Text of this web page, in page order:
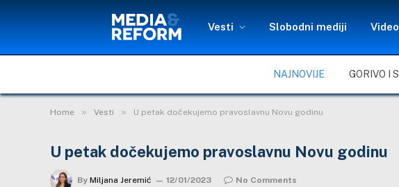
Vesti Slobodni mediji Video
NAJNOVIJE
Home » Vesti » U petak dočekujemo pravoslavnu Novu godinu
U petak dočekujemo pravoslavnu Novu godinu
By Miljana Jeremić 12/01/2023 No Comments